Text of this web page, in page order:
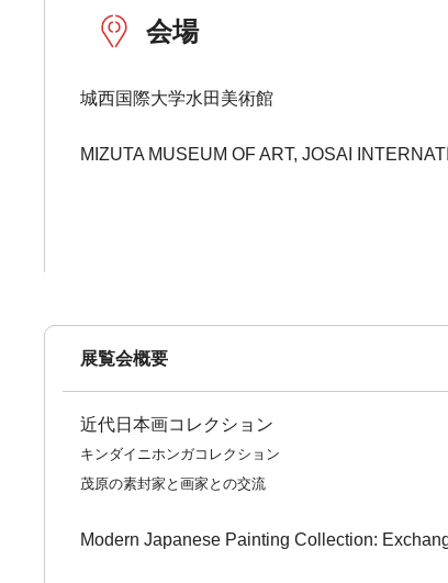
会場
城西国際大学水田美術館
MIZUTA MUSEUM OF ART, JOSAI
展覧会概要
近代日本画コレクション
キンダイニホンガコレクション
茂原の素封家と画家との交流
Modern Japanese Painting Collection: